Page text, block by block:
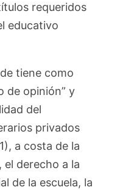
requeridos
educativo
tiene como
de opinión” y
del
privados
a costa de la
el derecho a la
de la escuela, la